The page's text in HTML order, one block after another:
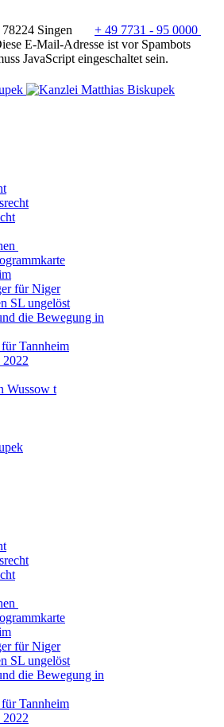
Singen
+ 49 7731 - 95 0000
E-Mail-Adresse ist vor Spambots
JavaScript eingeschaltet sein.
für Niger
SL ungelöst
die Bewegung in
Tannheim
2022
Wussow t
für Niger
SL ungelöst
die Bewegung in
Tannheim
2022